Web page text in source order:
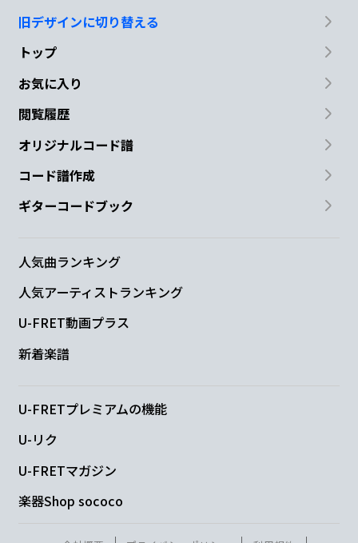
旧デザインに切り替える
トップ
お気に入り
閲覧履歴
オリジナルコード譜
コード譜作成
ギターコードブック
人気曲ランキング
人気アーティストランキング
U-FRET動画プラス
新着楽譜
U-FRETプレミアムの機能
U-リク
U-FRETマガジン
楽器Shop sococo